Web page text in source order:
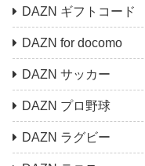
DAZN ギフトコード
DAZN for docomo
DAZN サッカー
DAZN プロ野球
DAZN ラグビー